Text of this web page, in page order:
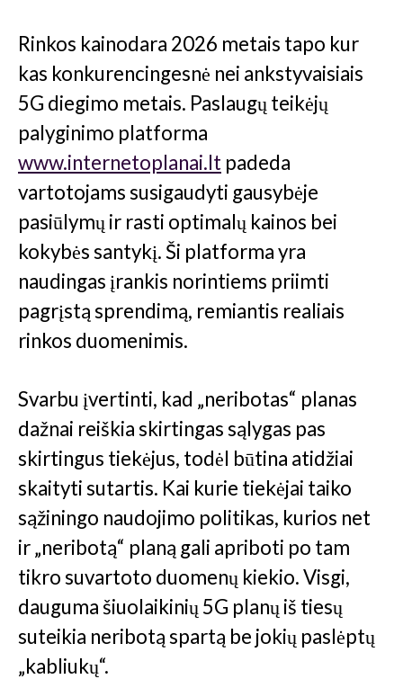
Rinkos kainodara 2026 metais tapo kur
kas konkurencingesnė nei ankstyvaisiais
5G diegimo metais. Paslaugų teikėjų
palyginimo platforma
www.internetoplanai.lt padeda
vartotojams susigaudyti gausybėje
pasiūlymų ir rasti optimalų kainos bei
kokybės santykį. Ši platforma yra
naudingas įrankis norintiems priimti
pagrįstą sprendimą, remiantis realiais
rinkos duomenimis.
Svarbu įvertinti, kad „neribotas“ planas
dažnai reiškia skirtingas sąlygas pas
skirtingus tiekėjus, todėl būtina atidžiai
skaityti sutartis. Kai kurie tiekėjai taiko
sąžiningo naudojimo politikas, kurios net
ir „neribotą“ planą gali apriboti po tam
tikro suvartoto duomenų kiekio. Visgi,
dauguma šiuolaikinių 5G planų iš tiesų
suteikia neribotą spartą be jokių paslėptų
„kabliukų“.